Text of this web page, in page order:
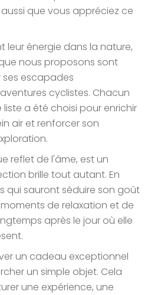
que vous appréciez ce
leur énergie dans la nature,
nous proposons sont
ses escapades
cyclistes. Chacun
a été choisi pour enrichir
air et renforcer son
reflet de l'âme, est un
brille tout autant. En
qui sauront séduire son goût
de relaxation et de
après le jour où elle
un cadeau exceptionnel
un simple objet. Cela
une expérience, une